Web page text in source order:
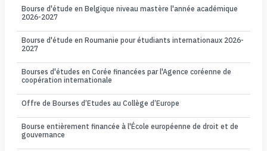
Bourse d'étude en Belgique niveau mastère l'année académique
2026-2027
Bourse d'étude en Roumanie pour étudiants internationaux 2026-
2027
Bourses d'études en Corée financées par l'Agence coréenne de
coopération internationale
Offre de Bourses d’Etudes au Collège d’Europe
Bourse entièrement financée à l'École européenne de droit et de
gouvernance